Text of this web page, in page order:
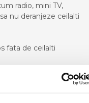
radio, mini TV,
nu deranjeze ceilalti
fata de ceilalti
in miscare